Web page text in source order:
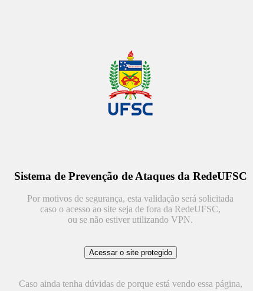
Sistema de Prevenção de Ataques da RedeUFSC
Por motivos de segurança, esta validação será solicitada
caso o acesso ao site seja de fora da RedeUFSC,
ou se não estiver utilizando VPN.
Caso ainda tenha dúvidas de porque está vendo essa página,